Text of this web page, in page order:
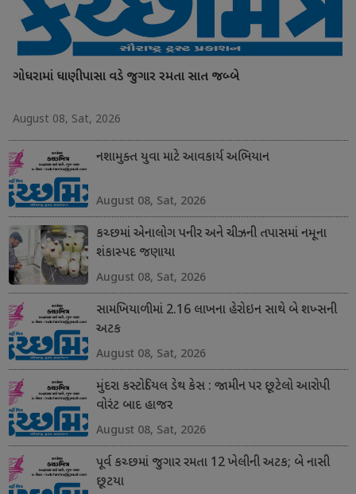
ગોધરામાં ધાણીપાસા વડે જુગાર રમતા સાત જબ્બે
August 08, Sat, 2026
નશામુક્ત યુવા માટે આવકાર્ય અભિયાન
August 08, Sat, 2026
કચ્છમાં એનાલોગ પનીર અને ચીઝની તપાસમાં નમૂના
શંકાસ્પદ જણાયા
August 08, Sat, 2026
સામખિયાળીમાં 2.16 લાખના હેરોઇન સાથે બે શખ્સની
અટક
August 08, Sat, 2026
મુંદરા કસ્ટોડિયલ ડેથ કેસ : જામીન પર છૂટેલો આરોપી
વોરંટ બાદ હાજર
August 08, Sat, 2026
પૂર્વ કચ્છમાં જુગાર રમતા 12 ખેલીની અટક; બે નાસી
છૂટયા